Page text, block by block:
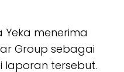
menerima
Group sebagai
laporan tersebut.